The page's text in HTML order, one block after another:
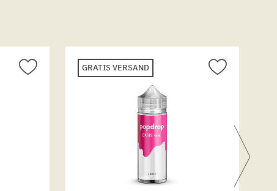
GRATIS VERSAND